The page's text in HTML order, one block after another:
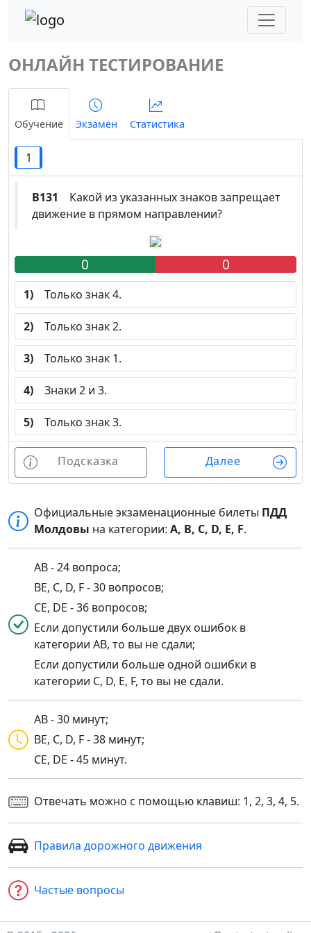
ОНЛАЙН ТЕСТИРОВАНИЕ
Обучение Экзамен Статистика
1
B131 Какой из указанных знаков запрещает
движение в прямом направлении?
0 0
1) Только знак 4.
2) Только знак 2.
3) Только знак 1.
4) Знаки 2 и 3.
5) Только знак 3.
Подсказка Далее
Официальные экзаменационные билеты ПДД
Молдовы на категории:A, B, C, D, E, F.
AB - 24 вопроса;
BE, C, D, F - 30 вопросов;
CE, DE - 36 вопросов;
Если допустили больше двух ошибок в
категории AB, то вы не сдали;
Если допустили больше одной ошибки в
категории C, D, E, F, то вы не сдали.
AB - 30 минут;
BE, C, D, F - 38 минут;
CE, DE - 45 минут.
Отвечать можно с помощью клавиш: 1, 2, 3, 4, 5.
Правила дорожного движения
Частые вопросы